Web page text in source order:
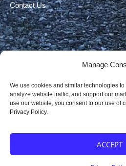
Manage
We use cookies and similar technologies to
analyze website traffic, and support our
use our website, you consent to our use of
Privacy Policy.
ACCEPT
Contact Us
Electrical
TECL# 32586, AL# 06568,
EN217598, LA# 65303,